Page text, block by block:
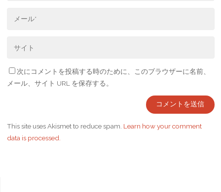
次にコメントを投稿する時のために、このブラウザーに名前、
メール、サイト URL を保存する。
This site uses Akismet to reduce spam. Learn how your comment
data is processed.